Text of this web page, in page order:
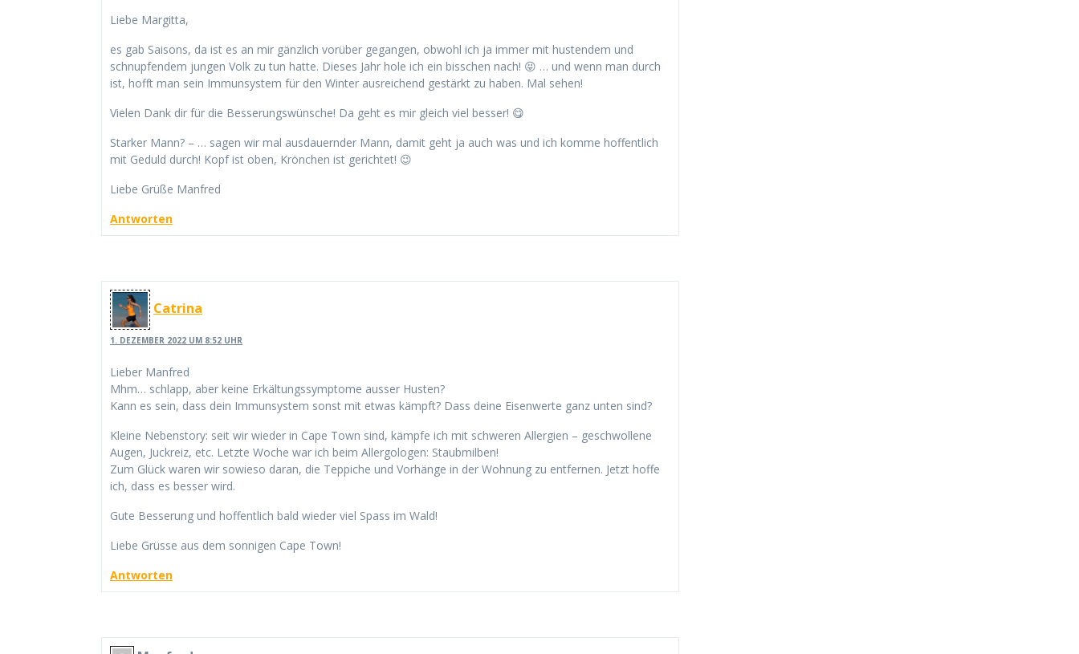
Liebe Margitta,
es gab Saisons, da ist es an mir gänzlich vorüber gegangen, obwohl ich ja immer mit hustendem und
schnupfendem jungen Volk zu tun hatte. Dieses Jahr hole ich ein bisschen nach! 😝 … und wenn man durch
ist, hofft man sein Immunsystem für den Winter ausreichend gestärkt zu haben. Mal sehen!
Vielen Dank dir für die Besserungswünsche! Da geht es mir gleich viel besser! 😋
Starker Mann? – … sagen wir mal ausdauernder Mann, damit geht ja auch was und ich komme hoffentlich
mit Geduld durch! Kopf ist oben, Krönchen ist gerichtet! 😉
Liebe Grüße Manfred
Antworten
Catrina
1. DEZEMBER 2022 UM 8:52 UHR
Lieber Manfred
Mhm… schlapp, aber keine Erkältungssymptome ausser Husten?
Kann es sein, dass dein Immunsystem sonst mit etwas kämpft? Dass deine Eisenwerte ganz unten sind?
Kleine Nebenstory: seit wir wieder in Cape Town sind, kämpfe ich mit schweren Allergien – geschwollene
Augen, Juckreiz, etc. Letzte Woche war ich beim Allergologen: Staubmilben!
Zum Glück waren wir sowieso daran, die Teppiche und Vorhänge in der Wohnung zu entfernen. Jetzt hoffe
ich, dass es besser wird.
Gute Besserung und hoffentlich bald wieder viel Spass im Wald!
Liebe Grüsse aus dem sonnigen Cape Town!
Antworten